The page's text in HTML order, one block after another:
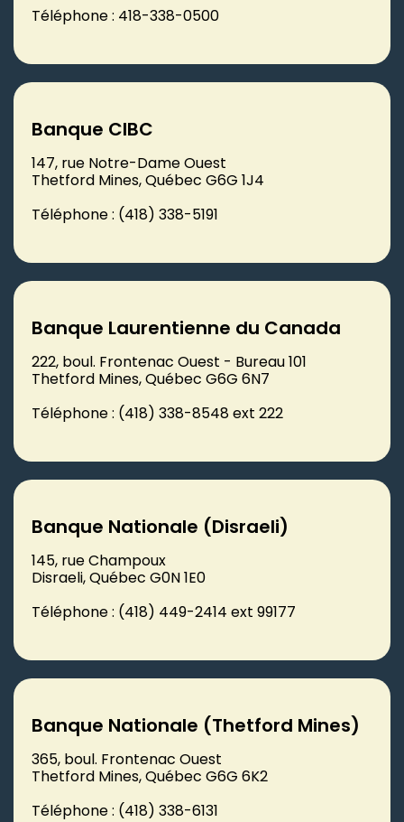
Téléphone : 418-338-0500
Banque CIBC
147, rue Notre-Dame Ouest
Thetford Mines, Québec G6G 1J4
Téléphone : (418) 338-5191
Banque Laurentienne du Canada
222, boul. Frontenac Ouest - Bureau 101
Thetford Mines, Québec G6G 6N7
Téléphone : (418) 338-8548 ext 222
Banque Nationale (Disraeli)
145, rue Champoux
Disraeli, Québec G0N 1E0
Téléphone : (418) 449-2414 ext 99177
Banque Nationale (Thetford Mines)
365, boul. Frontenac Ouest
Thetford Mines, Québec G6G 6K2
Téléphone : (418) 338-6131